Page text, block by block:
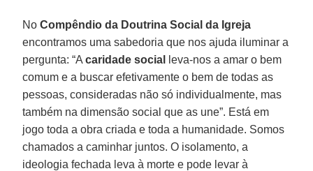
NoCompêndio da Doutrina Social da Igreja
encontramos uma sabedoria que nos ajuda iluminar a
pergunta: “Acaridade social
leva-nos a amar o bem
comum e a buscar efetivamente o bem de todas as
pessoas, consideradas não só individualmente, mas
também na dimensão social que as une”. Está em
jogo toda a obra criada e toda a humanidade. Somos
chamados a caminhar juntos. O isolamento, a
ideologia fechada leva à morte e pode levar à